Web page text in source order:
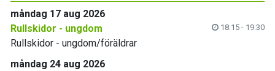
måndag 17 aug 2026
Rullskidor - ungdom
18:15 - 19:30
Rullskidor - ungdom/föräldrar
måndag 24 aug 2026